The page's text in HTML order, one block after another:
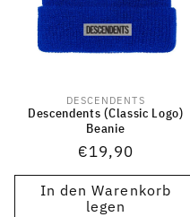
Anbieter:
DESCENDENTS
Descendents (Classic Logo)
Beanie
Normaler
Preis
€19,90
In den Warenkorb
legen